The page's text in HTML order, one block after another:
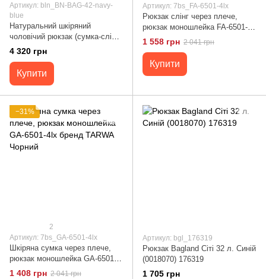
Артикул: bln_BN-BAG-42-navy-
blue
Натуральний шкіряний
чоловічий рюкзак (сумка-слінг)
на одне плече Chest Bag синій
Blanknote BN-BAG-42-navy-blue
4 320 грн
Купити
Артикул: 7bs_FA-6501-4lx
Рюкзак слінг через плече,
рюкзак моношлейка FA-6501-
4lx бренд TARWA Чорний
1 558 грн 2 041 грн
Купити
−31%
2
Артикул: 7bs_GA-6501-4lx
Шкіряна сумка через плече,
рюкзак моношлейка GA-6501-
4lx бренд TARWA Чорний
1 408 грн 2 041 грн
Артикул: bgl_176319
Рюкзак Bagland Сіті 32 л. Синій
(0018070) 176319
1 705 грн